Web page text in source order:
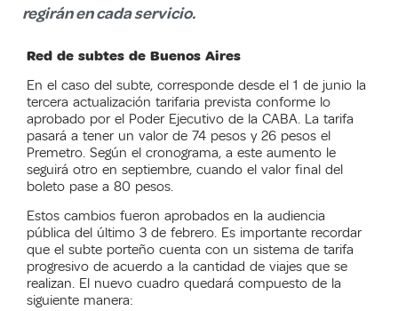
regirán en cada servicio.
Red de subtes de Buenos Aires
En el caso del subte, corresponde desde el 1 de junio la
tercera actualización tarifaria prevista conforme lo
aprobado por el Poder Ejecutivo de la CABA. La tarifa
pasará a tener un valor de 74 pesos y 26 pesos el
Premetro. Según el cronograma, a este aumento le
seguirá otro en septiembre, cuando el valor final del
boleto pase a 80 pesos.
Estos cambios fueron aprobados en la audiencia
pública del último 3 de febrero. Es importante recordar
que el subte porteño cuenta con un sistema de tarifa
progresivo de acuerdo a la cantidad de viajes que se
realizan. El nuevo cuadro quedará compuesto de la
siguiente manera: